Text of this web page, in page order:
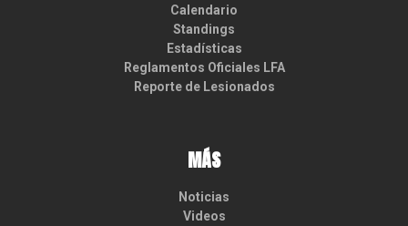
Calendario
Standings
Estadísticas
Reglamentos Oficiales LFA
Reporte de Lesionados
MÁS
Noticias
Videos